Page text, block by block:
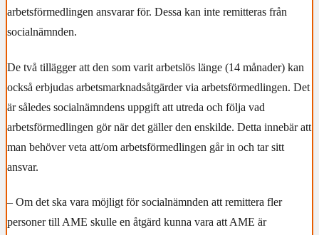
arbetsförmedlingen ansvarar för. Dessa kan inte remitteras från
socialnämnden.
De två tillägger att den som varit arbetslös länge (14 månader) kan
också erbjudas arbetsmarknadsåtgärder via arbetsförmedlingen. Det
är således socialnämndens uppgift att utreda och följa vad
arbetsförmedlingen gör när det gäller den enskilde. Detta innebär att
man behöver veta att/om arbetsförmedlingen går in och tar sitt
ansvar.
– Om det ska vara möjligt för socialnämnden att remittera fler
personer till AME skulle en åtgärd kunna vara att AME är